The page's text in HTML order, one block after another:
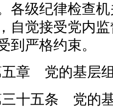
各级纪律检查
自觉接受党内
到严格约束。
五章 党的基层
十五条 党的